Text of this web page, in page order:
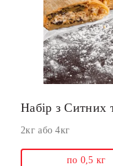
Набір з Ситних
2кг або 4кг
по 0,5 кг